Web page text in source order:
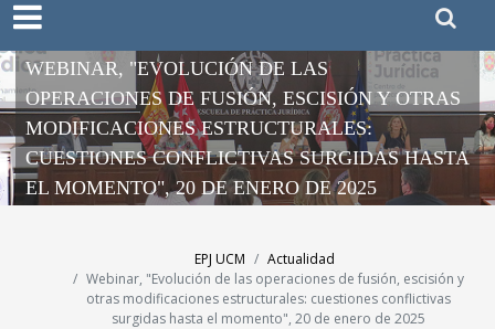
WEBINAR, "EVOLUCIÓN DE LAS
OPERACIONES DE FUSIÓN, ESCISIÓN Y OTRAS
MODIFICACIONES ESTRUCTURALES:
CUESTIONES CONFLICTIVAS SURGIDAS HASTA
EL MOMENTO", 20 DE ENERO DE 2025
EPJ UCM
Actualidad
Webinar, "Evolución de las operaciones de fusión, escisión y
otras modificaciones estructurales: cuestiones conflictivas
surgidas hasta el momento", 20 de enero de 2025